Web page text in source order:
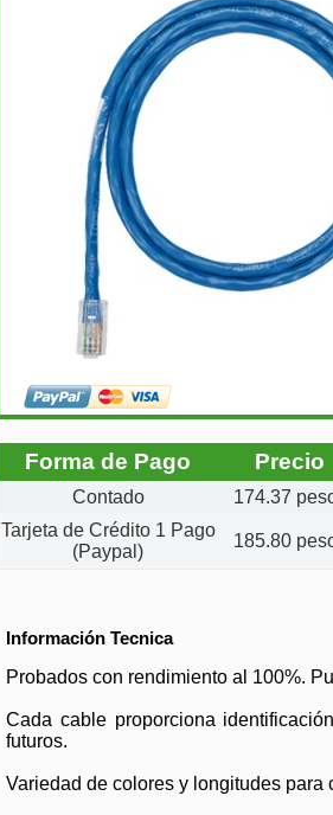
Forma de Pago Precio
Contado
174.37
Tarjeta de Crédito 1 Pago
(Paypal)
185.80
Información Tecnica
Probados con rendimiento al 100%.
Cada cable proporciona
futuros.
Variedad de colores y longitudes